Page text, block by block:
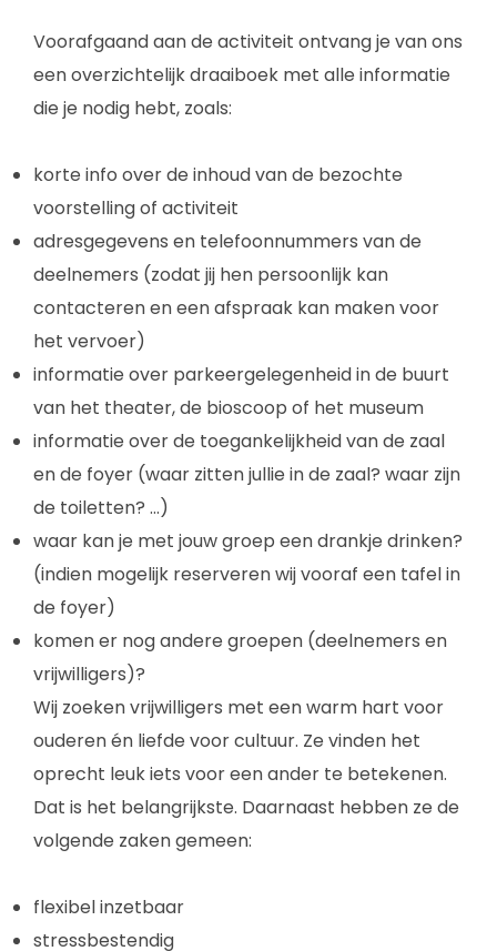
Voorafgaand aan de activiteit ontvang je van ons
een overzichtelijk draaiboek met alle informatie
die je nodig hebt, zoals:
korte info over de inhoud van de bezochte
voorstelling of activiteit
adresgegevens en telefoonnummers van de
deelnemers (zodat jij hen persoonlijk kan
contacteren en een afspraak kan maken voor
het vervoer)
informatie over parkeergelegenheid in de buurt
van het theater, de bioscoop of het museum
informatie over de toegankelijkheid van de zaal
en de foyer (waar zitten jullie in de zaal? waar zijn
de toiletten? ...)
waar kan je met jouw groep een drankje drinken?
(indien mogelijk reserveren wij vooraf een tafel in
de foyer)
komen er nog andere groepen (deelnemers en
vrijwilligers)?
Wij zoeken vrijwilligers met een warm hart voor
ouderen én liefde voor cultuur. Ze vinden het
oprecht leuk iets voor een ander te betekenen.
Dat is het belangrijkste. Daarnaast hebben ze de
volgende zaken gemeen:
flexibel inzetbaar
stressbestendig